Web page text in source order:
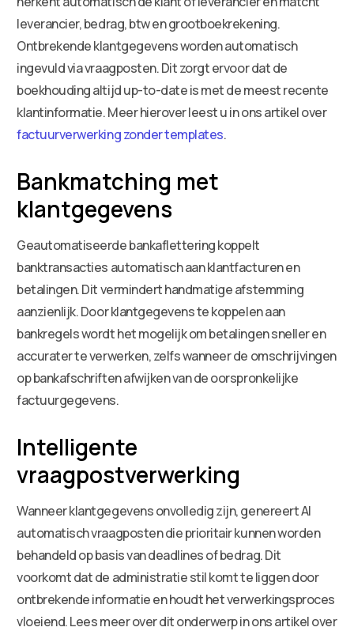
leverancier, bedrag, btw en grootboekrekening.
Ontbrekende klantgegevens worden automatisch
ingevuld via vraagposten. Dit zorgt ervoor dat de
boekhouding altijd up-to-date is met de meest recente
klantinformatie. Meer hierover leest u in ons artikel over
factuurverwerking zonder templates.
Bankmatching met
klantgegevens
Geautomatiseerde bankaflettering koppelt
banktransacties automatisch aan klantfacturen en
betalingen. Dit vermindert handmatige afstemming
aanzienlijk. Door klantgegevens te koppelen aan
bankregels wordt het mogelijk om betalingen sneller en
accurater te verwerken, zelfs wanneer de omschrijvingen
op bankafschriften afwijken van de oorspronkelijke
factuurgegevens.
Intelligente
vraagpostverwerking
Wanneer klantgegevens onvolledig zijn, genereert AI
automatisch vraagposten die prioritair kunnen worden
behandeld op basis van deadlines of bedrag. Dit
voorkomt dat de administratie stil komt te liggen door
ontbrekende informatie en houdt het verwerkingsproces
vloeiend. Lees meer over dit onderwerp in ons artikel over